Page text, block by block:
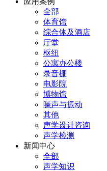
全部
体育馆
综合体及酒店
厅堂
枢纽
公寓办公楼
录音棚
电影院
博物馆
噪声与振动
其他
声学设计咨询
声学检测
新闻中心
全部
声学知识